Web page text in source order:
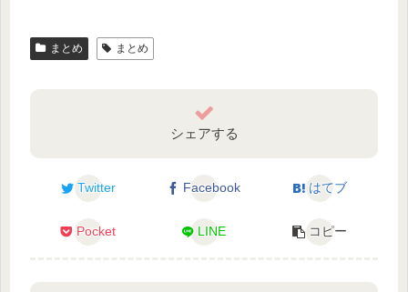
まとめ まとめ
シェアする
Twitter Facebook はてブ
Pocket LINE コピー